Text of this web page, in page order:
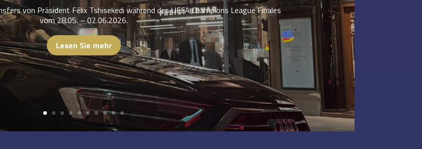
von Präsident Félix Tshisekedi während des UEFA Champions League Finales
vom 28.05. – 02.06.2026.
Lesen Sie mehr